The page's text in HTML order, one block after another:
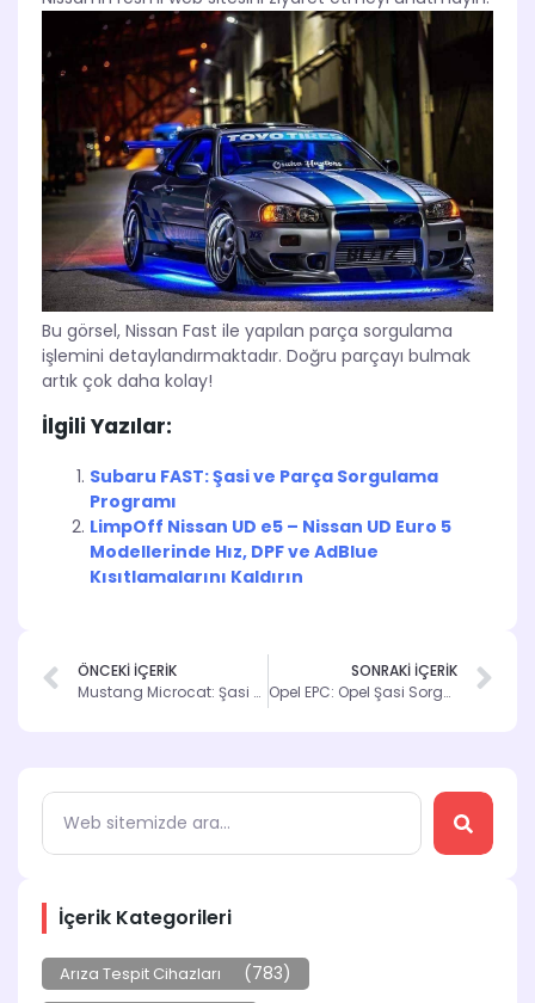
İçerik Kategorileri
Arıza Tespit Cihazları (783)
Bu görsel, Nissan Fast ile yapılan parça sorgulama
işlemini detaylandırmaktadır. Doğru parçayı bulmak
artık çok daha kolay!
İlgili Yazılar:
Subaru FAST: Şasi ve Parça Sorgulama
Programı
LimpOff Nissan UD e5 – Nissan UD Euro 5
Modellerinde Hız, DPF ve AdBlue
Kısıtlamalarını Kaldırın
ÖNCEKİ İÇERİK
Mustang Microcat: Şasi Sorgulama ve Parça Kataloğu ile Araçlarınızı Güçlendirin
SONRAKİ İÇERİK
Opel EPC: Opel Şasi Sorgulama ve Parça Kataloğu ile Tanışın